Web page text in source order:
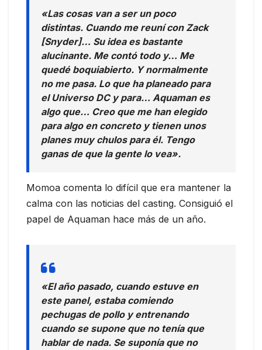
«Las cosas van a ser un poco
distintas. Cuando me reuní con Zack
[Snyder]… Su idea es bastante
alucinante. Me contó todo y… Me
quedé boquiabierto. Y normalmente
no me pasa. Lo que ha planeado para
el Universo DC y para… Aquaman es
algo que… Creo que me han elegido
para algo en concreto y tienen unos
planes muy chulos para él. Tengo
ganas de que la gente lo vea».
Momoa comenta lo difícil que era mantener la
calma con las noticias del casting. Consiguió el
papel de Aquaman hace más de un año.
«El año pasado, cuando estuve en
este panel, estaba comiendo
pechugas de pollo y entrenando
cuando se supone que no tenía que
hablar de nada. Se suponía que no